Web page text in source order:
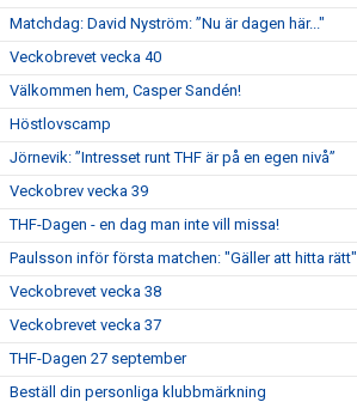
Matchdag: David Nyström: ”Nu är dagen här..."
Veckobrevet vecka 40
Välkommen hem, Casper Sandén!
Höstlovscamp
Jörnevik: ”Intresset runt THF är på en egen nivå”
Veckobrev vecka 39
THF-Dagen - en dag man inte vill missa!
Paulsson inför första matchen: "Gäller att hitta rätt"
Veckobrevet vecka 38
Veckobrevet vecka 37
THF-Dagen 27 september
Beställ din personliga klubbmärkning